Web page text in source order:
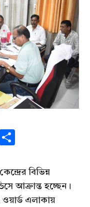
Copy
বিভিন্ন
আক্রান্ত হচ্ছেন।
ওয়ার্ড এলাকায়